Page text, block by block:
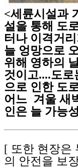
<세륜시설과
설을 통해 도
터나 이격거
늘 엉망으로
위해 영하의
것이고....도
으로 인한 도
어느 겨울 새
인은 늘 가능
[ 또한 현장은
의 안전을 보